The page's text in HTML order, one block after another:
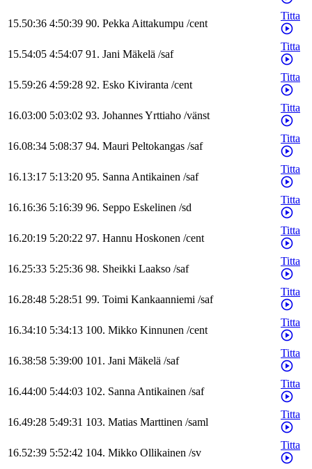
15.50:36 4:50:39 90. PekkaAittakumpu /cent
Titta
15.54:05 4:54:07 91. Jani Mäkelä /saf
Titta
15.59:26 4:59:28 92. Esko Kiviranta /cent
Titta
16.03:00 5:03:02 93. JohannesYrttiaho /vänst
Titta
16.08:34 5:08:37 94. Mauri Peltokangas /saf
Titta
16.13:17 5:13:20 95. SannaAntikainen /saf
Titta
16.16:36 5:16:39 96. Seppo Eskelinen /sd
Titta
16.20:19 5:20:22 97. Hannu Hoskonen /cent
Titta
16.25:33 5:25:36 98. Sheikki Laakso /saf
Titta
16.28:48 5:28:51 99. Toimi Kankaanniemi /saf
Titta
16.34:10 5:34:13 100. Mikko Kinnunen /cent
Titta
16.38:58 5:39:00 101. Jani Mäkelä /saf
Titta
16.44:00 5:44:03 102. SannaAntikainen /saf
Titta
16.49:28 5:49:31 103. Matias Marttinen /saml
Titta
16.52:39 5:52:42 104. Mikko Ollikainen /sv
Titta